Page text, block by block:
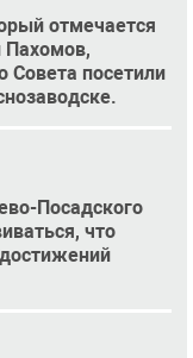
отмечается
Пахомов,
Совета посетили
Посадского
что